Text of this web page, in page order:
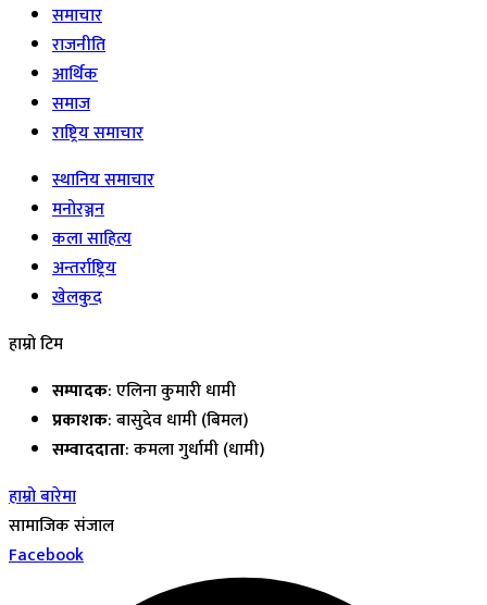
समाचार
राजनीति
आर्थिक
समाज
राष्ट्रिय समाचार
स्थानिय समाचार
मनोरञ्जन
कला साहित्य
अन्तर्राष्ट्रिय
खेलकुद
हाम्रो टिम
सम्पादक: एलिना कुमारी धामी
प्रकाशक: बासुदेव धामी (बिमल)
सम्वाददाता: कमला गुर्धामी (धामी)
हाम्रो बारेमा
सामाजिक संजाल
Facebook